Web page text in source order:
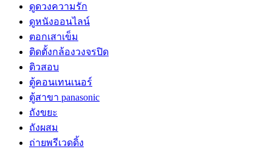
ดูดวงความรัก
ดูหนังออนไลน์
ตอกเสาเข็ม
ติดตั้งกล้องวงจรปิด
ติวสอบ
ตู้คอนเทนเนอร์
ตู้สาขา panasonic
ถังขยะ
ถังผสม
ถ่ายพรีเวดดิ้ง